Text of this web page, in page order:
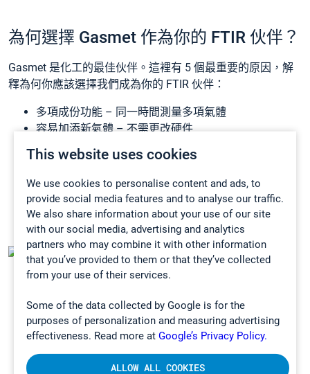
This website uses cookies
We use cookies to personalise content and ads, to
provide social media features and to analyse our traffic.
We also share information about your use of our site
with our social media, advertising and analytics
partners who may combine it with other information
that you’ve provided to them or that they’ve collected
from your use of their services.
Some of the data collected by Google is for the
purposes of personalization and measuring advertising
effectiveness. Read more at Google’s Privacy Policy.
ALLOW ALL COOKIES
為何選擇 Gasmet 作為你的 FTIR 伙伴？
Gasmet 是化工的最佳伙伴。這裡有 5 個最重要的原因，解
釋為何你應該選擇我們成為你的 FTIR 伙伴：
多項成份功能 – 同一時間測量多項氣體
容易加添新氣體 – 不需更改硬件
便攜式 FTIR 分析儀讓你把實驗室帶到現場
簡單而又低成本的標定 – Gasmet FTIR 分析儀不需要
任何量程或重新標定，只需以氮氣作零標定
哪台Gasmet系統最適合你的排放監測需要?